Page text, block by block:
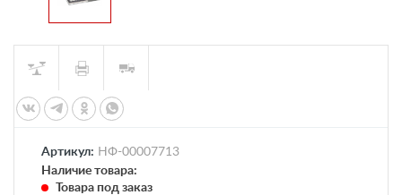
Артикул: НФ-00007713
Наличие товара:
Товара под заказ